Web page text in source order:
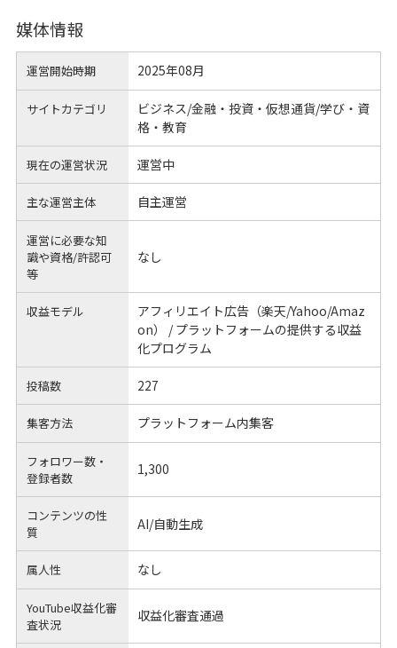
媒体情報
運営開始時期 2025年08月
サイトカテゴリ
ビジネス/金融・投資・仮想通貨/学び・資
格・教育
現在の運営状況 運営中
主な運営主体 自主運営
運営に必要な知
識や資格/許認可
等
なし
収益モデル
アフィリエイト広告（楽天/Yahoo/Amaz
on） / プラットフォームの提供する収益
化プログラム
投稿数 227
集客方法 プラットフォーム内集客
フォロワー数・
登録者数
1,300
コンテンツの性
質
AI/自動生成
属人性 なし
YouTube収益化審
査状況
収益化審査通過